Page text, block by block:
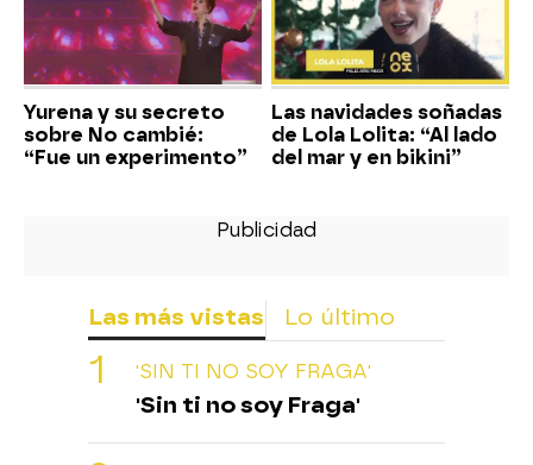
Yurena y su secreto
sobre No cambié:
“Fue un experimento”
Las navidades soñadas
de Lola Lolita: “Al lado
del mar y en bikini”
Las más vistas Lo último
'SIN TI NO SOY FRAGA'
'Sin ti no soy Fraga'